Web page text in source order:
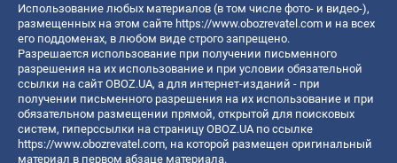
Использование любых материалов (в том числе фото- и видео-),
размещенных на этом сайте https://www.obozrevatel.com и на всех
его поддоменах, в любом виде строго запрещено.
Разрешается использование при получении письменного
разрешения на их использование и при условии обязательной
ссылки на сайт OBOZ.UA, а для интернет-изданий - при
получении письменного разрешения на их использование и при
обязательном размещении прямой, открытой для поисковых
систем, гиперссылки на страницу OBOZ.UA по ссылке
https://www.obozrevatel.com, на которой размещен оригинальный
материал в первом абзаце материала.